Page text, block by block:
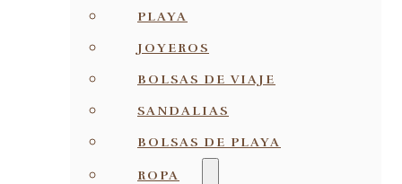
PLAYA
JOYEROS
BOLSAS DE VIAJE
SANDALIAS
BOLSAS DE PLAYA
ROPA